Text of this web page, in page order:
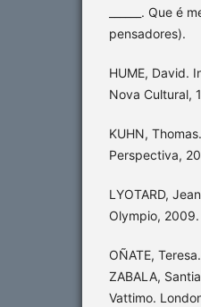
______. Que
pensadores).
HUME, David.
Nova Cultural,
KUHN,
Perspectiva,
LYOTARD,
Olympio, 2009.
OÑATE,
ZABALA,
Vattimo.